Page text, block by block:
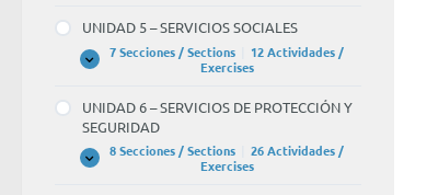
CUIDAMOS
EL
MEDIOAMBIENTE
UNIDAD 5 – SERVICIOS SOCIALES
Expandir
UNIDAD
SERVICIOS
SOCIALES
7 Secciones / Sections
12 Actividades /
Exercises
UNIDAD 6 – SERVICIOS DE PROTECCIÓN Y
SEGURIDAD
Expandir
UNIDAD
8 Secciones / Sections
26 Actividades /
Exercises